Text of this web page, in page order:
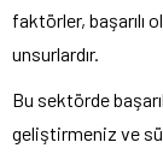
faktörler, başarılı
unsurlardır.
Bu sektörde
geliştirmeniz ve